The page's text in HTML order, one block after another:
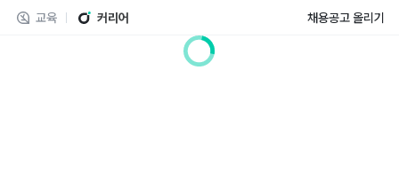
교육 커리어 채용공고 올리기